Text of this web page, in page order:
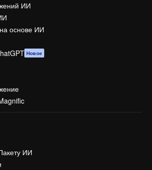
ИИ
основе ИИ
Новое
ИИ